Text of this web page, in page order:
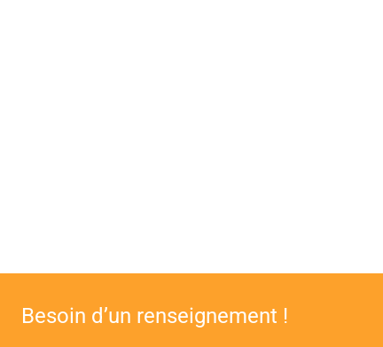
Besoin d’un renseignement !